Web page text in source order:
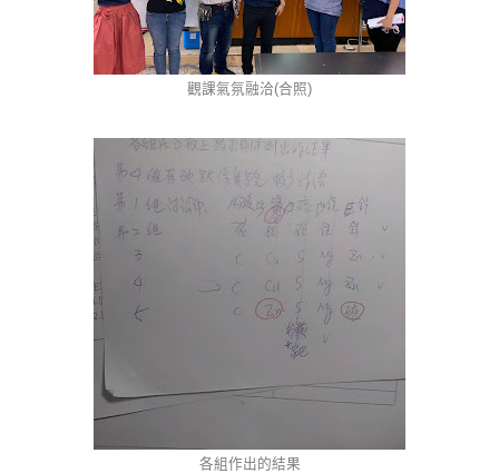
觀課氣氛融洽(合照)
各組作出的結果